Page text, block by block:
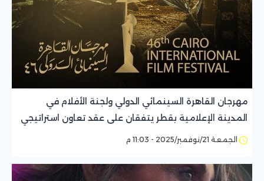
مهرجان القاهرة السينمائي الدولي ولجنة الأفلام في
المدينة الإعلامية بقطر يتفقان على عقد تعاون استراتيجي
الجمعة 21/نوفمبر/2025 - 11:03 م